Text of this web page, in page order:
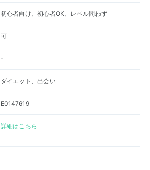
初心者向け、初心者OK、レベル問わず
可
-
ダイエット、出会い
E0147619
詳細はこちら